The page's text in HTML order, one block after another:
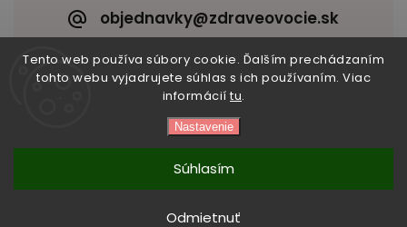
Tento web používa súbory cookie. Ďalším prechádzaním
tohto webu vyjadrujete súhlas s ich používaním. Viac
informácií tu.
Nastavenie
Odmietnuť
Súhlasím
objednavky@zdraveovocie.sk
Zdravé ovocie. Všetky práva vyhradené.
Shoptet | Design